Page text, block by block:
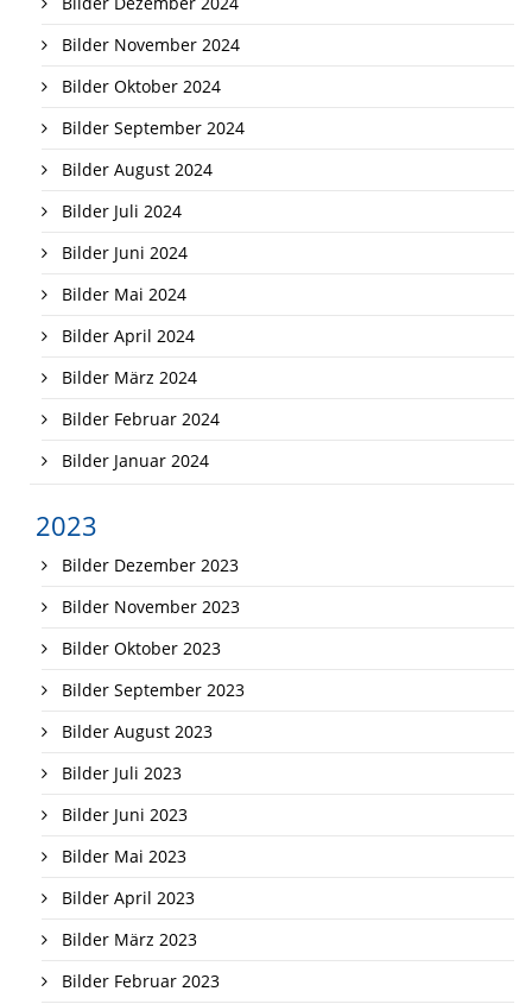
Bilder November 2024
Bilder Oktober 2024
Bilder September 2024
Bilder August 2024
Bilder Juli 2024
Bilder Juni 2024
Bilder Mai 2024
Bilder April 2024
Bilder März 2024
Bilder Februar 2024
Bilder Januar 2024
2023
Bilder Dezember 2023
Bilder November 2023
Bilder Oktober 2023
Bilder September 2023
Bilder August 2023
Bilder Juli 2023
Bilder Juni 2023
Bilder Mai 2023
Bilder April 2023
Bilder März 2023
Bilder Februar 2023